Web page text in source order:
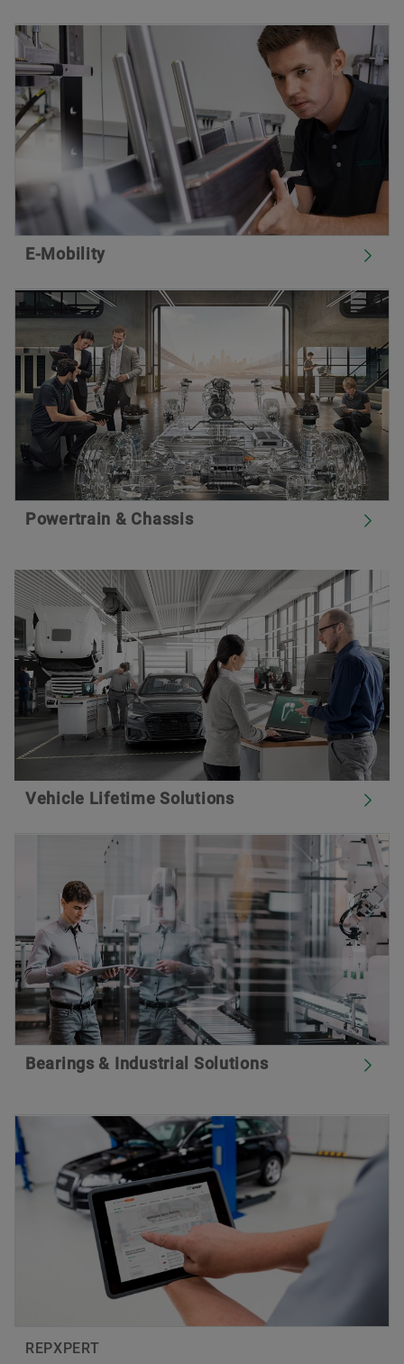
E-Mobility
Powertrain & Chassis
Vehicle Lifetime Solutions
Bearings & Industrial Solutions
REPXPERT